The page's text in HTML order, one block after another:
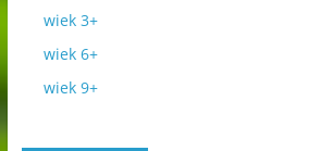
wiek 3+
wiek 6+
wiek 9+